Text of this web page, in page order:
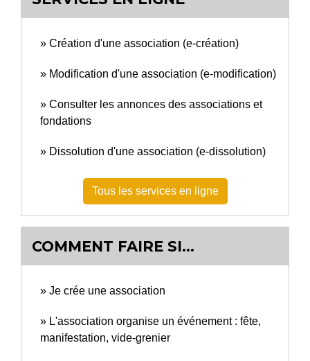
Création d'une association (e-création)
Modification d'une association (e-modification)
Consulter les annonces des associations et
fondations
Dissolution d'une association (e-dissolution)
Tous les services en ligne
COMMENT FAIRE SI…
Je crée une association
L'association organise un événement : fête,
manifestation, vide-grenier